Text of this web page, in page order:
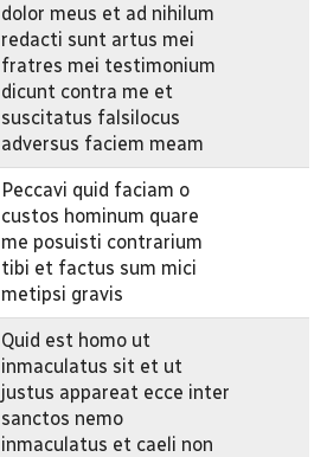
dolor meus et ad nihilum
redacti sunt artus mei
fratres mei testimonium
dicunt contra me et
suscitatus falsilocus
adversus faciem meam
Peccavi quid faciam o
custos hominum quare
me posuisti contrarium
tibi et factus sum mici
metipsi gravis
Quid est homo ut
inmaculatus sit et ut
justus appareat ecce inter
sanctos nemo
inmaculatus et caeli non